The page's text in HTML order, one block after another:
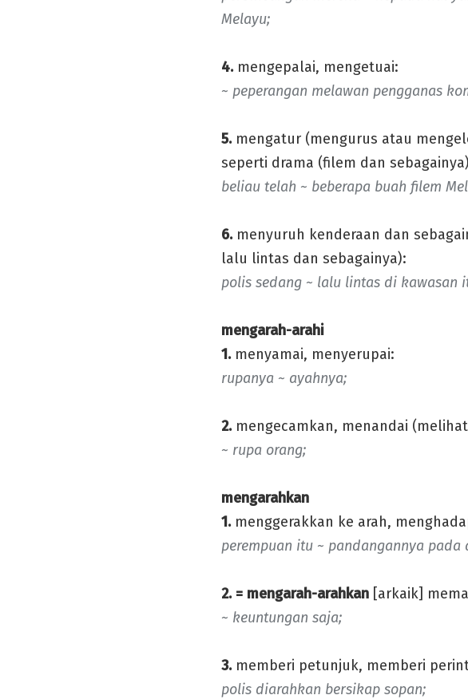
Melayu;
4.mengepalai, mengetuai:
~ peperangan melawan pengganas
5.mengatur (mengurus atau
seperti drama (filem dan
beliau telah ~ beberapa buah filem
6.menyuruh kenderaan dan
lalu lintas dan sebagainya):
polis sedang ~ lalu lintas di kawasan
mengarah-arahi
1.menyamai, menyerupai:
rupanya ~ ayahnya;
2.mengecamkan, menandai
~ rupa orang;
mengarahkan
1.menggerakkan ke arah,
perempuan itu ~ pandangannya pada
2. = mengarah-arahkan [arkaik]
~ keuntungan saja;
3.memberi petunjuk, memberi
polis diarahkan bersikap sopan;